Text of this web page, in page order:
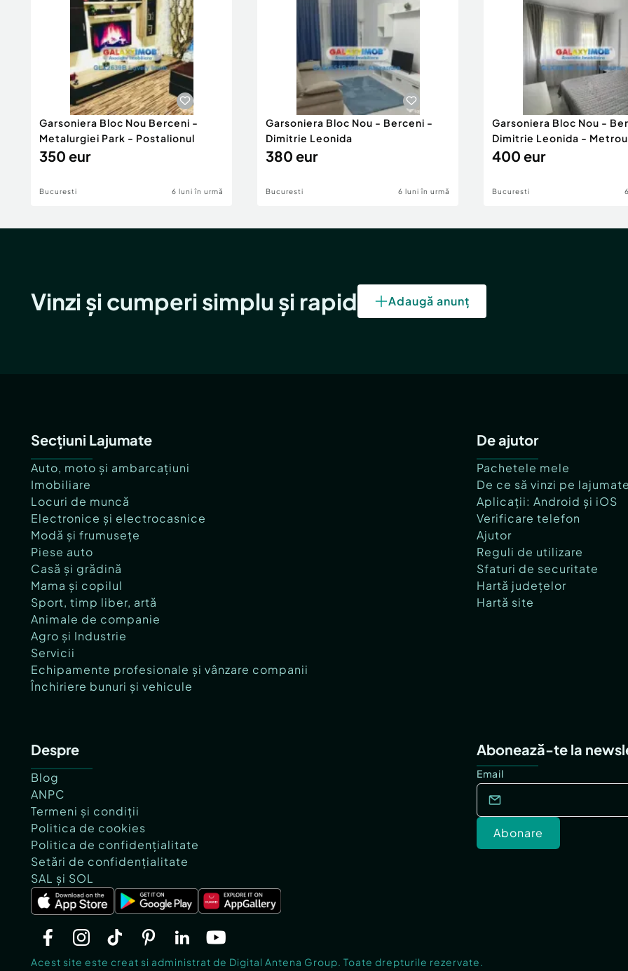
Garsoniera Bloc Nou Berceni -
Metalurgiei Park - Postalionul
350 eur
Bucuresti 6 luni în urmă
Garsoniera Bloc Nou - Berceni -
Dimitrie Leonida
380 eur
Bucuresti 6 luni în urmă
Garsoniera Bloc Nou -
Dimitrie Leonida -
400 eur
Bucuresti
Vinzi și cumperi simplu și rapid Adaugă anunț
Secțiuni Lajumate
Auto, moto și ambarcațiuni
Imobiliare
Locuri de muncă
Electronice și electrocasnice
Modă și frumusețe
Piese auto
Casă și grădină
Mama și copilul
Sport, timp liber, artă
Animale de companie
Agro și Industrie
Servicii
Echipamente profesionale și vânzare companii
Închiriere bunuri și vehicule
De ajutor
Pachetele mele
De ce să vinzi pe
Aplicații: Android și iOS
Verificare telefon
Ajutor
Reguli de utilizare
Sfaturi de securitate
Hartă județelor
Hartă site
Despre
Blog
ANPC
Termeni și condiții
Politica de cookies
Politica de confidențialitate
Setări de confidențialitate
SAL și SOL
Abonează-te la
Email
Abonare
Acest site este creat si administrat de Digital Antena Group. Toate drepturile rezervate.